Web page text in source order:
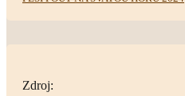
Zdroj: